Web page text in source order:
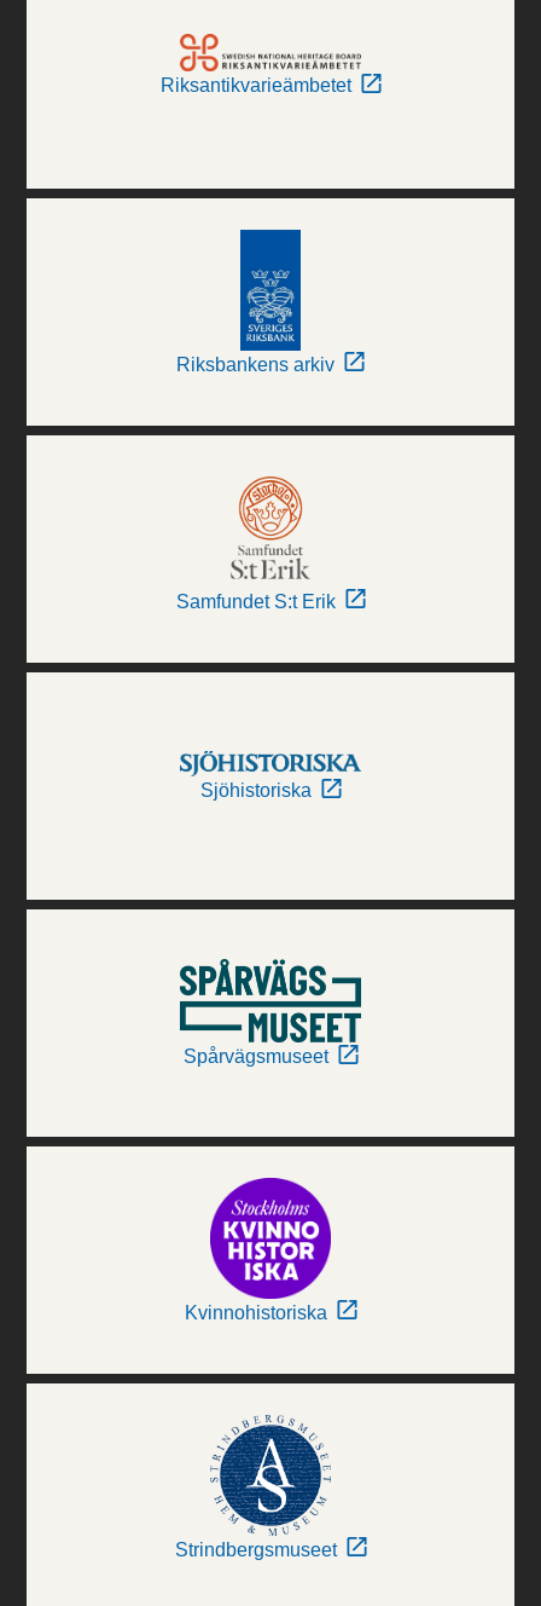
Riksantikvarieämbetet
Riksbankens arkiv
Samfundet S:t Erik
Sjöhistoriska
Spårvägsmuseet
Kvinnohistoriska
Strindbergsmuseet